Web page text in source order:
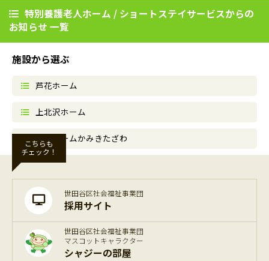
特別養護老人ホーム / ショートステイサービスからの
お知らせ 一覧
施設から選ぶ
芦花ホーム
上北沢ホーム
寿満ホームかみきたざわ
こちらも
チェック！
世田谷区社会福祉事業団
採用サイト
世田谷区社会福祉事業団
マスコットキャラクター
シャジーの部屋